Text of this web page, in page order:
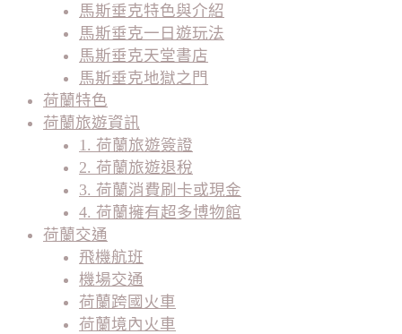
馬斯垂克特色與介紹
馬斯垂克一日遊玩法
馬斯垂克天堂書店
馬斯垂克地獄之門
荷蘭特色
荷蘭旅遊資訊
1. 荷蘭旅遊簽證
2. 荷蘭旅遊退稅
3. 荷蘭消費刷卡或現金
4. 荷蘭擁有超多博物館
荷蘭交通
飛機航班
機場交通
荷蘭跨國火車
荷蘭境內火車